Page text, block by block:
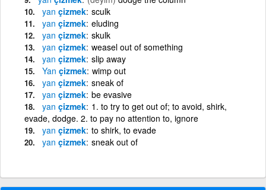
yan çizmek sculk
yan çizmek eluding
yan çizmek skulk
yan çizmek weasel out of something
yan çizmek slip away
Yan çizmek wimp out
yan çizmek sneak of
yan çizmek be evasive
yan çizmek 1. to try to get out of; to avoid, shirk,
evade, dodge. 2. to pay no attention to, ignore
yan çizmek to shirk, to evade
yan çizmek sneak out of